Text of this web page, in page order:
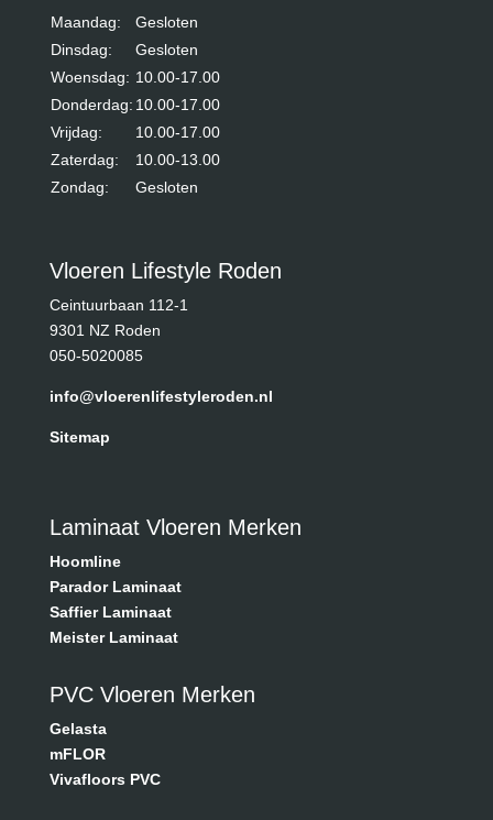
Maandag:
Gesloten
Dinsdag:
Gesloten
Woensdag: 10.00-17.00
Donderdag: 10.00-17.00
Vrijdag:
10.00-17.00
Zaterdag:
10.00-13.00
Zondag:
Gesloten
Vloeren Lifestyle Roden
Ceintuurbaan 112-1
9301 NZ Roden
050-5020085
info@vloerenlifestyleroden.nl
Sitemap
Laminaat Vloeren Merken
Hoomline
Parador Laminaat
Saffier Laminaat
Meister Laminaat
PVC Vloeren Merken
Gelasta
mFLOR
Vivafloors PVC